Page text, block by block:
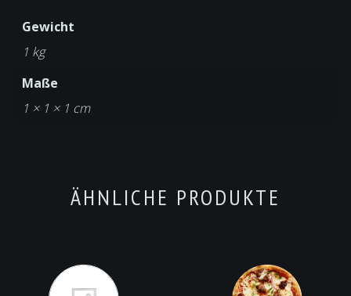
Gewicht
1 kg
Maße
1 × 1 × 1 cm
ÄHNLICHE PRODUKTE